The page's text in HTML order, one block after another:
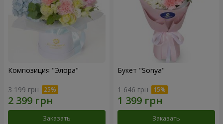
Композиция "Элора"
3 199 грн
Заказать
Букет "Sonya"
1 646 грн
Заказать